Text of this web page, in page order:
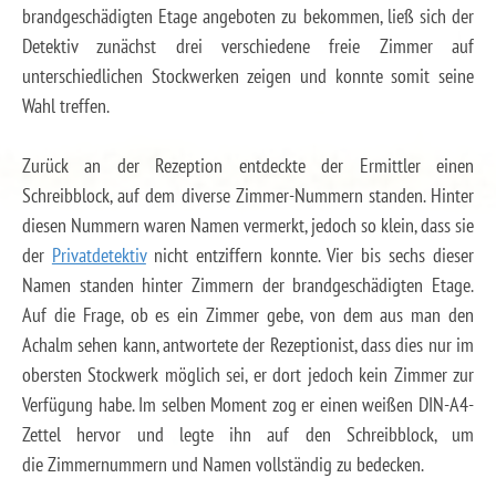
brandgeschädigten Etage angeboten zu bekommen, ließ sich der
Detektiv zunächst drei verschiedene freie Zimmer auf
unterschiedlichen Stockwerken zeigen und konnte somit seine
Wahl treffen.
Zurück an der Rezeption entdeckte der Ermittler einen
Schreibblock, auf dem diverse Zimmer-Nummern standen. Hinter
diesen Nummern waren Namen vermerkt, jedoch so klein, dass sie
der Privatdetektivnicht entziffern konnte. Vier bis sechs dieser
Namen standen hinter Zimmern der brandgeschädigten Etage.
Auf die Frage, ob es ein Zimmer gebe, von dem aus man den
Achalm sehen kann, antwortete der Rezeptionist, dass dies nur im
obersten Stockwerk möglich sei, er dort jedoch kein Zimmer zur
Verfügung habe. Im selben Moment zog er einen weißen DIN-A4-
Zettel hervor und legte ihn auf den Schreibblock, um
die Zimmernummern und Namen vollständig zu bedecken.